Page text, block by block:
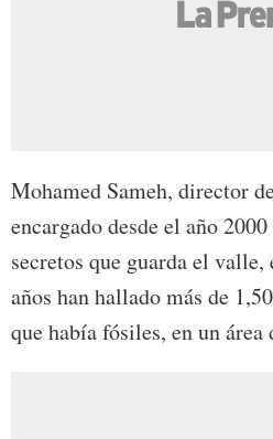
Mohamed Sameh, director
encargado desde el año
secretos que guarda el
años han hallado más de
que había fósiles, en un